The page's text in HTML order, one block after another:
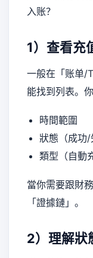
入账？
1）查看充
一般在「账单/
能找到列表。
時間範圍
狀態（成功/
類型（自動
當你需要跟財
「證據鏈」。
2）理解狀